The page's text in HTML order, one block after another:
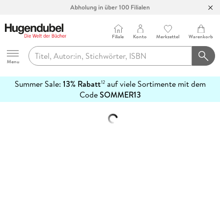
Abholung in über 100 Filialen
Hugendubel
Menu
Filiale Konto Merkzettel Warenkorb
Summer Sale: 13% Rabatt12auf viele Sortimente mit dem
CodeSOMMER13
erfahren